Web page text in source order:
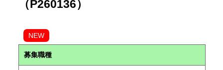
（P260136）
NEW
募集職種